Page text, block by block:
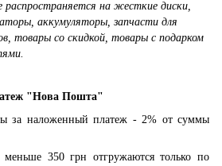
распространяется на жесткие диски,
аккумуляторы, запчасти для
товары со скидкой, товары с подарком
"Нова Пошта"
наложенный платеж - 2% от суммы
350 грн отгружаются только по